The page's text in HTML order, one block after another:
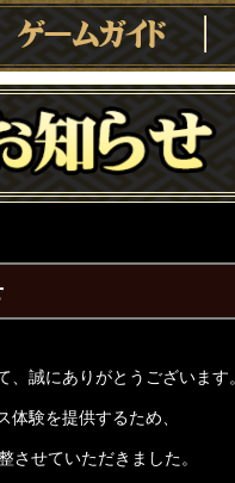
誠にありがとうございます。
験を提供するため、
させていただきました。